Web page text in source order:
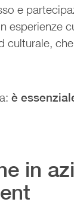
e
esperienze
culturale,
è
in